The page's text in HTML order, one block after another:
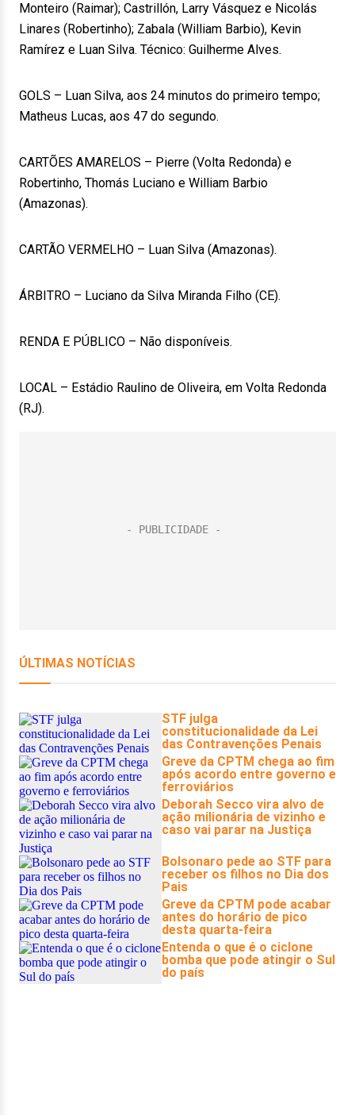
Monteiro (Raimar); Castrillón, Larry Vásquez e Nicolás
Linares (Robertinho); Zabala (William Barbio), Kevin
Ramírez e Luan Silva. Técnico: Guilherme Alves.
GOLS – Luan Silva, aos 24 minutos do primeiro tempo;
Matheus Lucas, aos 47 do segundo.
CARTÕES AMARELOS – Pierre (Volta Redonda) e
Robertinho, Thomás Luciano e William Barbio
(Amazonas).
CARTÃO VERMELHO – Luan Silva (Amazonas).
ÁRBITRO – Luciano da Silva Miranda Filho (CE).
RENDA E PÚBLICO – Não disponíveis.
LOCAL – Estádio Raulino de Oliveira, em Volta Redonda
(RJ).